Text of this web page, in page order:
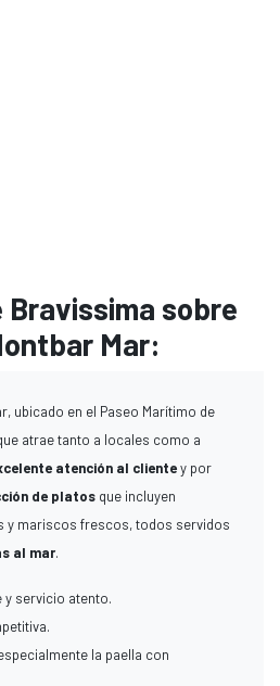
Bravissima sobre
Mar:
ubicado en el Paseo Marítimo de
atrae tanto a locales como a
atención al clientey por
de platos que incluyen
y mariscos frescos, todos servidos
al mar.
y servicio atento.
la paella con